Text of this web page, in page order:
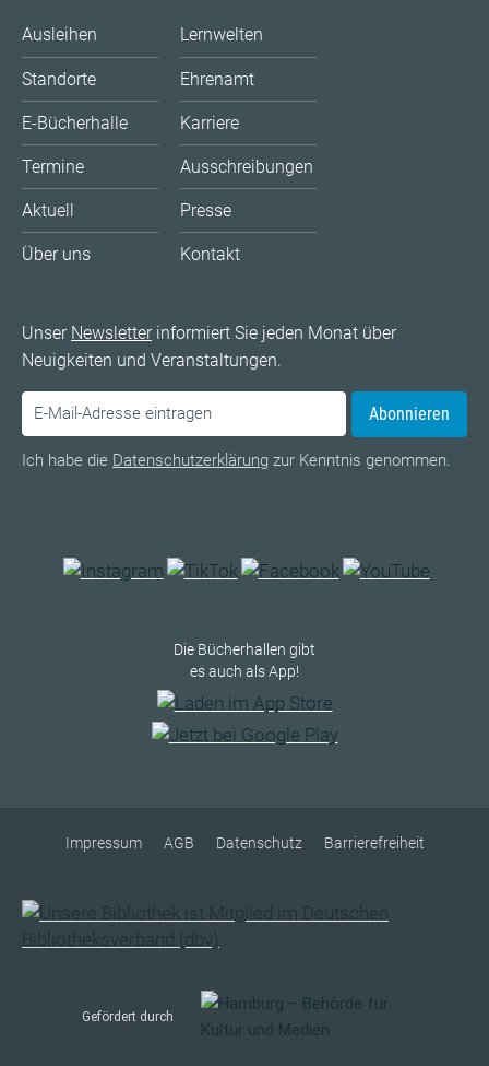
Ausleihen
Standorte
E-Bücherhalle
Termine
Aktuell
Über uns
Lernwelten
Ehrenamt
Karriere
Ausschreibungen
Presse
Kontakt
Unser Newsletterinformiert Sie jeden Monat über
Neuigkeiten und Veranstaltungen.
Abonnieren
Ich habe die Datenschutzerklärung zur Kenntnis genommen.
Die Bücherhallen gibt
es auch als App!
Impressum AGB Datenschutz Barrierefreiheit
Gefördert durch